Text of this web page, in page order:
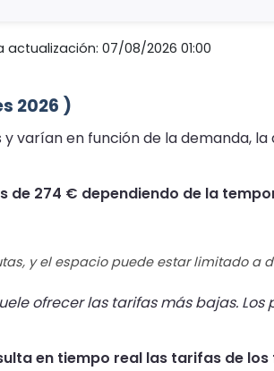
07/08/2026 01:00
2026 )
varían en función de la demanda,
274 € dependiendo de la
y el espacio puede estar limitado a
ofrecer las tarifas más bajas. Los
en tiempo real las tarifas de los